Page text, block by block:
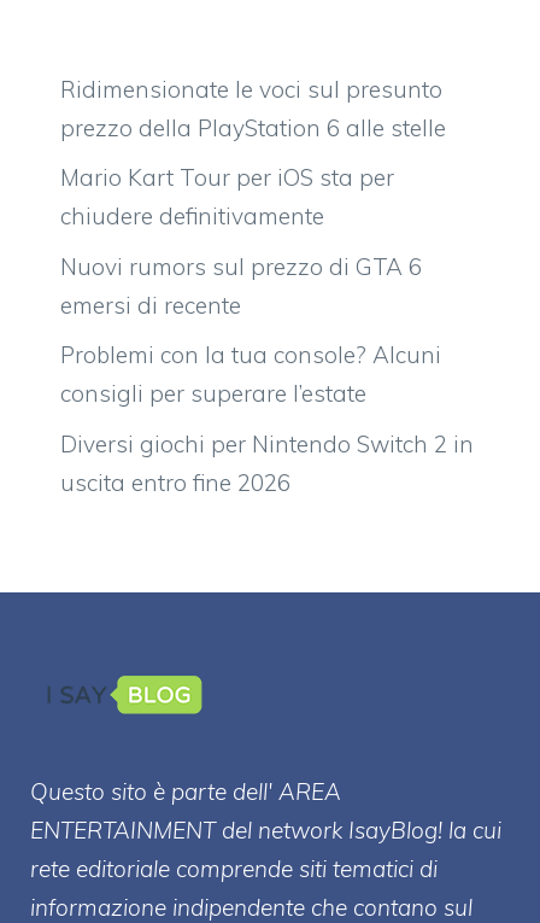
Ridimensionate le voci sul presunto
prezzo della PlayStation 6 alle stelle
Mario Kart Tour per iOS sta per
chiudere definitivamente
Nuovi rumors sul prezzo di GTA 6
emersi di recente
Problemi con la tua console? Alcuni
consigli per superare l’estate
Diversi giochi per Nintendo Switch 2 in
uscita entro fine 2026
Questo sito è parte dell' AREA
ENTERTAINMENT del network IsayBlog! la cui
rete editoriale comprende siti tematici di
informazione indipendente che contano sul